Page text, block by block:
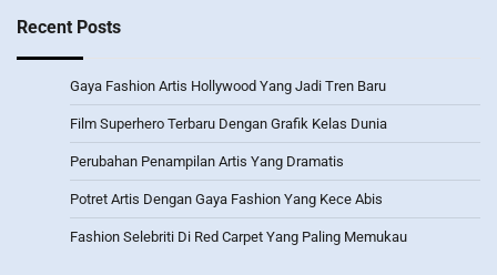
Recent Posts
Gaya Fashion Artis Hollywood Yang Jadi Tren Baru
Film Superhero Terbaru Dengan Grafik Kelas Dunia
Perubahan Penampilan Artis Yang Dramatis
Potret Artis Dengan Gaya Fashion Yang Kece Abis
Fashion Selebriti Di Red Carpet Yang Paling Memukau